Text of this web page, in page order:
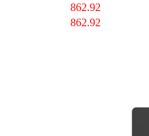
862.92
862.92